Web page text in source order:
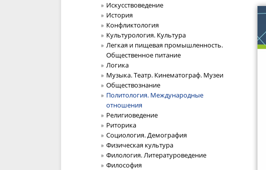
Искусствоведение
История
Конфликтология
Культурология. Культура
Легкая и пищевая промышленность.
Общественное питание
Логика
Музыка. Театр. Кинематограф. Музеи
Обществознание
Политология. Международные
отношения
Религиоведение
Риторика
Социология. Демография
Физическая культура
Филология. Литературоведение
Философия